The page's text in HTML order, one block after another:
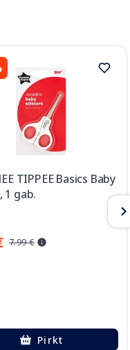
TIPPEE Basics Baby
1 gab.
7.99 €
Pirkt